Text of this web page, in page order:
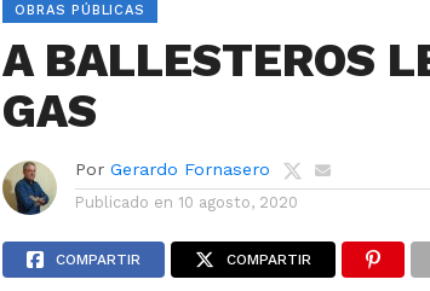
OBRAS PÚBLICAS
A BALLESTEROS
GAS
Por Gerardo Fornasero
Publicado en 10 agosto, 2020
COMPARTIR COMPARTIR